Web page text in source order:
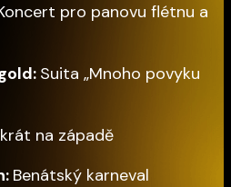
pro panovu flétnu a
Suita „Mnoho povyku
na západě
Benátský karneval